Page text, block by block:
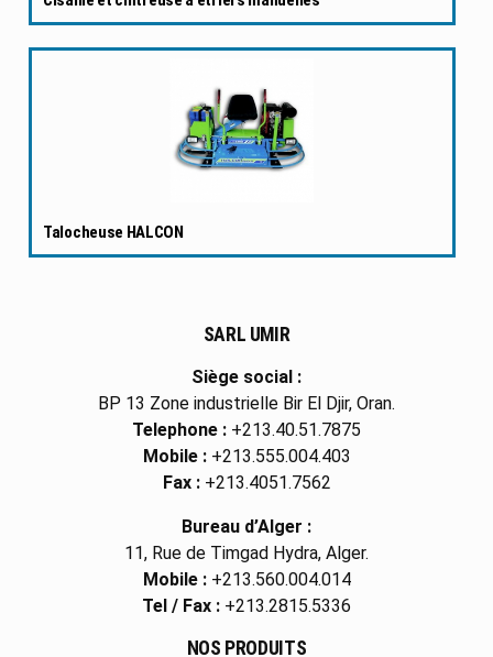
Talocheuse HALCON
SARL UMIR
Siège social :
BP 13 Zone industrielle Bir El Djir, Oran.
Telephone : +213.40.51.7875
Mobile :+213.555.004.403
Fax :+213.4051.7562
Bureau d’Alger :
11, Rue de Timgad Hydra, Alger.
Mobile :+213.560.004.014
Tel / Fax : +213.2815.5336
NOS PRODUITS